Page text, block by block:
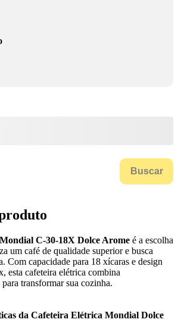
Buscar
C-30-18X Dolce Arome é a escolha
um café de qualidade superior e busca
Com capacidade para 18 xícaras e design
esta cafeteira elétrica combina
transformar sua cozinha.
da Cafeteira Elétrica Mondial Dolce